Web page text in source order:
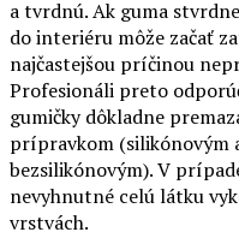
a tvrdnú. Ak guma
do interiéru môže začať
najčastejšou príčinou
Profesionáli preto
gumičky dôkladne
prípravkom (silikónovým
bezsilikónovým). V
nevyhnutné celú látku
vrstvách.